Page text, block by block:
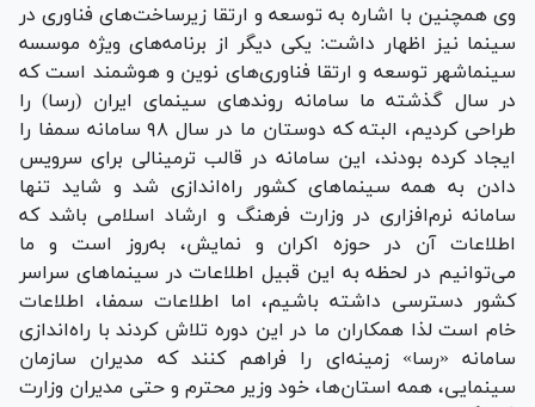
وی همچنین با اشاره به توسعه و ارتقا زیرساخت‌های فناوری در
سینما نیز اظهار داشت: یکی دیگر از برنامه‌های ویژه موسسه
سینماشهر توسعه و ارتقا فناوری‌های نوین و هوشمند است که
در سال گذشته ما سامانه روند‌های سینمای ایران (رسا) را
طراحی کردیم، البته که دوستان ما در سال ۹۸ سامانه سمفا را
ایجاد کرده بودند، این سامانه در قالب ترمینالی برای سرویس
دادن به همه سینما‌های کشور راه‌اندازی شد و شاید تنها
سامانه نرم‌افزاری در وزارت فرهنگ و ارشاد اسلامی باشد که
اطلاعات آن در حوزه اکران و نمایش، به‌روز است و ما
می‌توانیم در لحظه به این قبیل اطلاعات در سینما‌های سراسر
کشور دسترسی داشته باشیم، اما اطلاعات سمفا، اطلاعات
خام است لذا همکاران ما در این دوره تلاش کردند با راه‌اندازی
سامانه «رسا» زمینه‌ای را فراهم کنند که مدیران سازمان
سینمایی، همه استان‌ها، خود وزیر محترم و حتی مدیران وزارت